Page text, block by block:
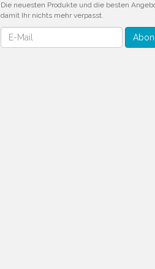
Die neuesten Produkte und die besten
damit Ihr nichts mehr verpasst.
Newsletter